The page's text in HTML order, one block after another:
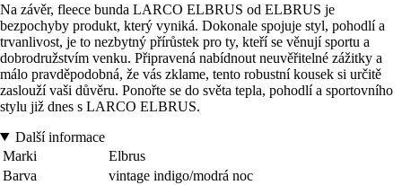
Na závěr, fleece bunda LARCO ELBRUS od ELBRUS je
bezpochyby produkt, který vyniká. Dokonale spojuje styl, pohodlí a
trvanlivost, je to nezbytný přírůstek pro ty, kteří se věnují sportu a
dobrodružstvím venku. Připravená nabídnout neuvěřitelné zážitky a
málo pravděpodobná, že vás zklame, tento robustní kousek si určitě
zaslouží vaši důvěru. Ponořte se do světa tepla, pohodlí a sportovního
stylu již dnes s LARCO ELBRUS.
Další informace
Marki
Elbrus
Barva
vintage indigo/modrá noc